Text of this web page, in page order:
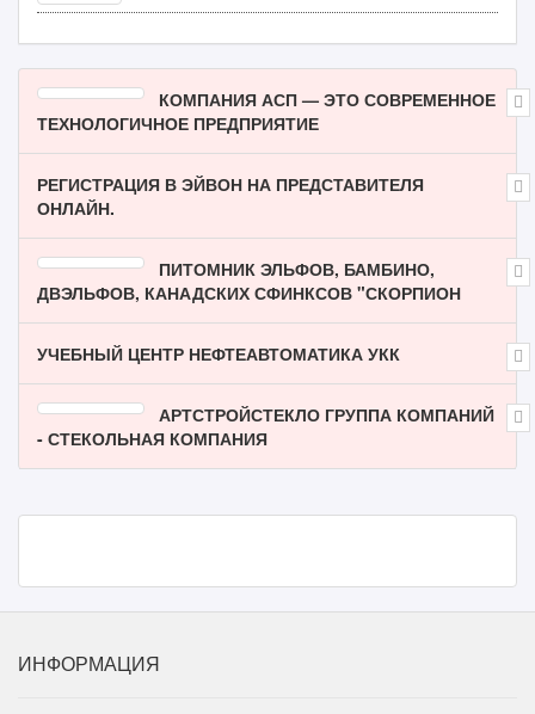
КОМПАНИЯ АСП — ЭТО СОВРЕМЕННОЕ
ТЕХНОЛОГИЧНОЕ ПРЕДПРИЯТИЕ
РЕГИСТРАЦИЯ В ЭЙВОН НА ПРЕДСТАВИТЕЛЯ
ОНЛАЙН.
ПИТОМНИК ЭЛЬФОВ, БАМБИНО,
ДВЭЛЬФОВ, КАНАДСКИХ СФИНКСОВ "СКОРПИОН
УЧЕБНЫЙ ЦЕНТР НЕФТЕАВТОМАТИКА УКК
АРТСТРОЙСТЕКЛО ГРУППА КОМПАНИЙ
- СТЕКОЛЬНАЯ КОМПАНИЯ
ИНФОРМАЦИЯ